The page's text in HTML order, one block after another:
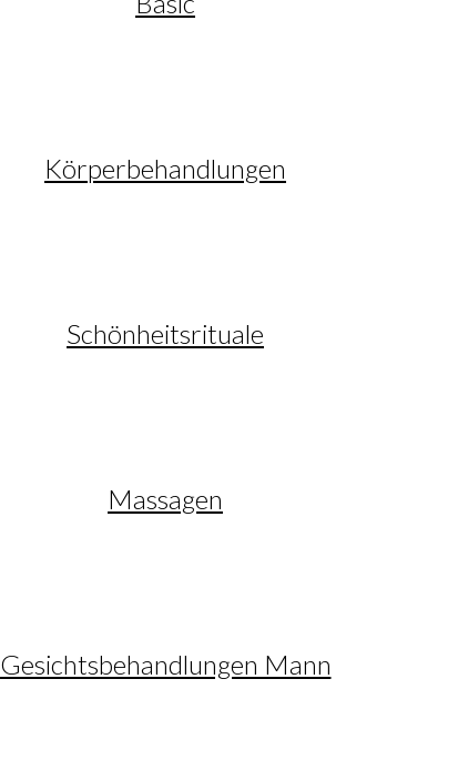
Körperbehandlungen
Schönheitsrituale
Massagen
Gesichtsbehandlungen Mann